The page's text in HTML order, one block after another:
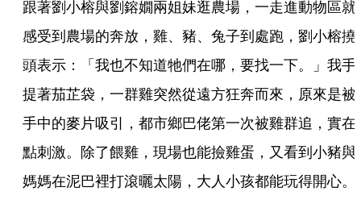
跟著劉小榕與劉鎔嫺兩姐妹逛農場，一走進動物區就
感受到農場的奔放，雞、豬、兔子到處跑，劉小榕撓
頭表示：「我也不知道牠們在哪，要找一下。」我手
提著茄芷袋，一群雞突然從遠方狂奔而來，原來是被
手中的麥片吸引，都市鄉巴佬第一次被雞群追，實在
點刺激。除了餵雞，現場也能撿雞蛋，又看到小豬與
媽媽在泥巴裡打滾曬太陽，大人小孩都能玩得開心。